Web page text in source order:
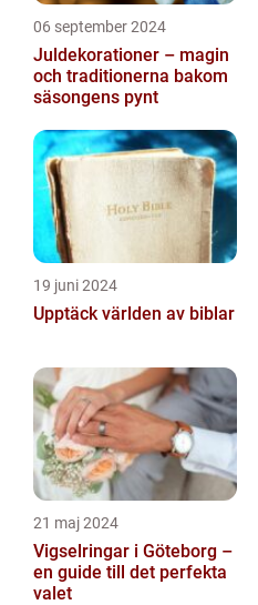
06 september 2024
Juldekorationer – magin
och traditionerna bakom
säsongens pynt
19 juni 2024
Upptäck världen av biblar
21 maj 2024
Vigselringar i Göteborg –
en guide till det perfekta
valet